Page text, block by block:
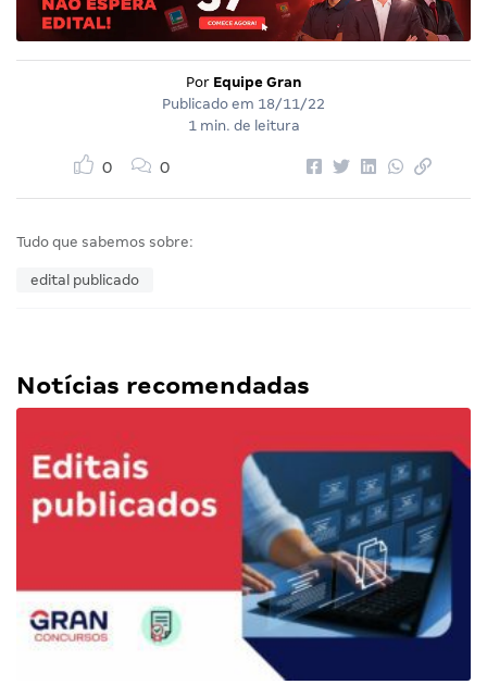
Por Equipe Gran
Publicado em 18/11/22
1 min. de leitura
0 0
Tudo que sabemos sobre:
edital publicado
Notícias recomendadas